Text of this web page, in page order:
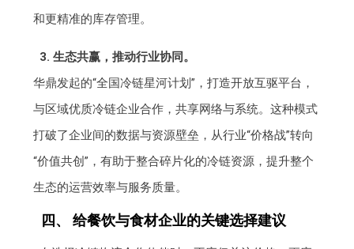
和更精准的库存管理。
3. 生态共赢，推动行业协同。
华鼎发起的“全国冷链星河计划”，打造开放互驱平台，
与区域优质冷链企业合作，共享网络与系统。这种模式
打破了企业间的数据与资源壁垒，从行业“价格战”转向
“价值共创”，有助于整合碎片化的冷链资源，提升整个
生态的运营效率与服务质量。
四、 给餐饮与食材企业的关键选择建议